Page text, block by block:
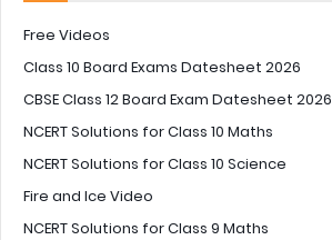
Free Videos
Class 10 Board Exams Datesheet 2026
CBSE Class 12 Board Exam Datesheet 2026
NCERT Solutions for Class 10 Maths
NCERT Solutions for Class 10 Science
Fire and Ice Video
NCERT Solutions for Class 9 Maths